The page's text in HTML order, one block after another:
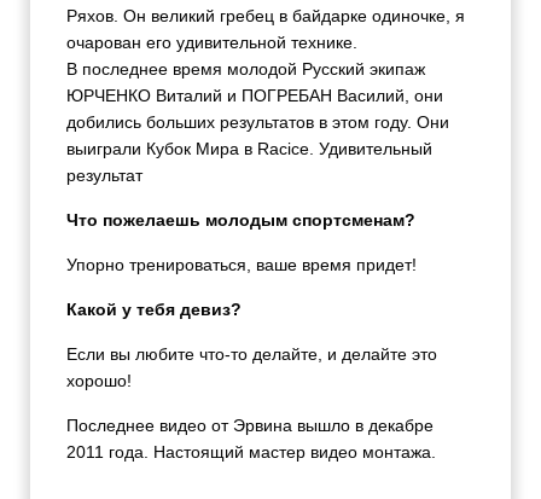
Ряхов. Он великий гребец в байдарке одиночке, я
очарован его удивительной технике.
В последнее время молодой Русский экипаж
ЮРЧЕНКО Виталий и ПОГРЕБАН Василий, они
добились больших результатов в этом году. Они
выиграли Кубок Мира в Racice. Удивительный
результат
Что пожелаешь молодым спортсменам?
Упорно тренироваться, ваше время придет!
Какой у тебя девиз?
Если вы любите что-то делайте, и делайте это
хорошо!
Последнее видео от Эрвина вышло в декабре
2011 года. Настоящий мастер видео монтажа.